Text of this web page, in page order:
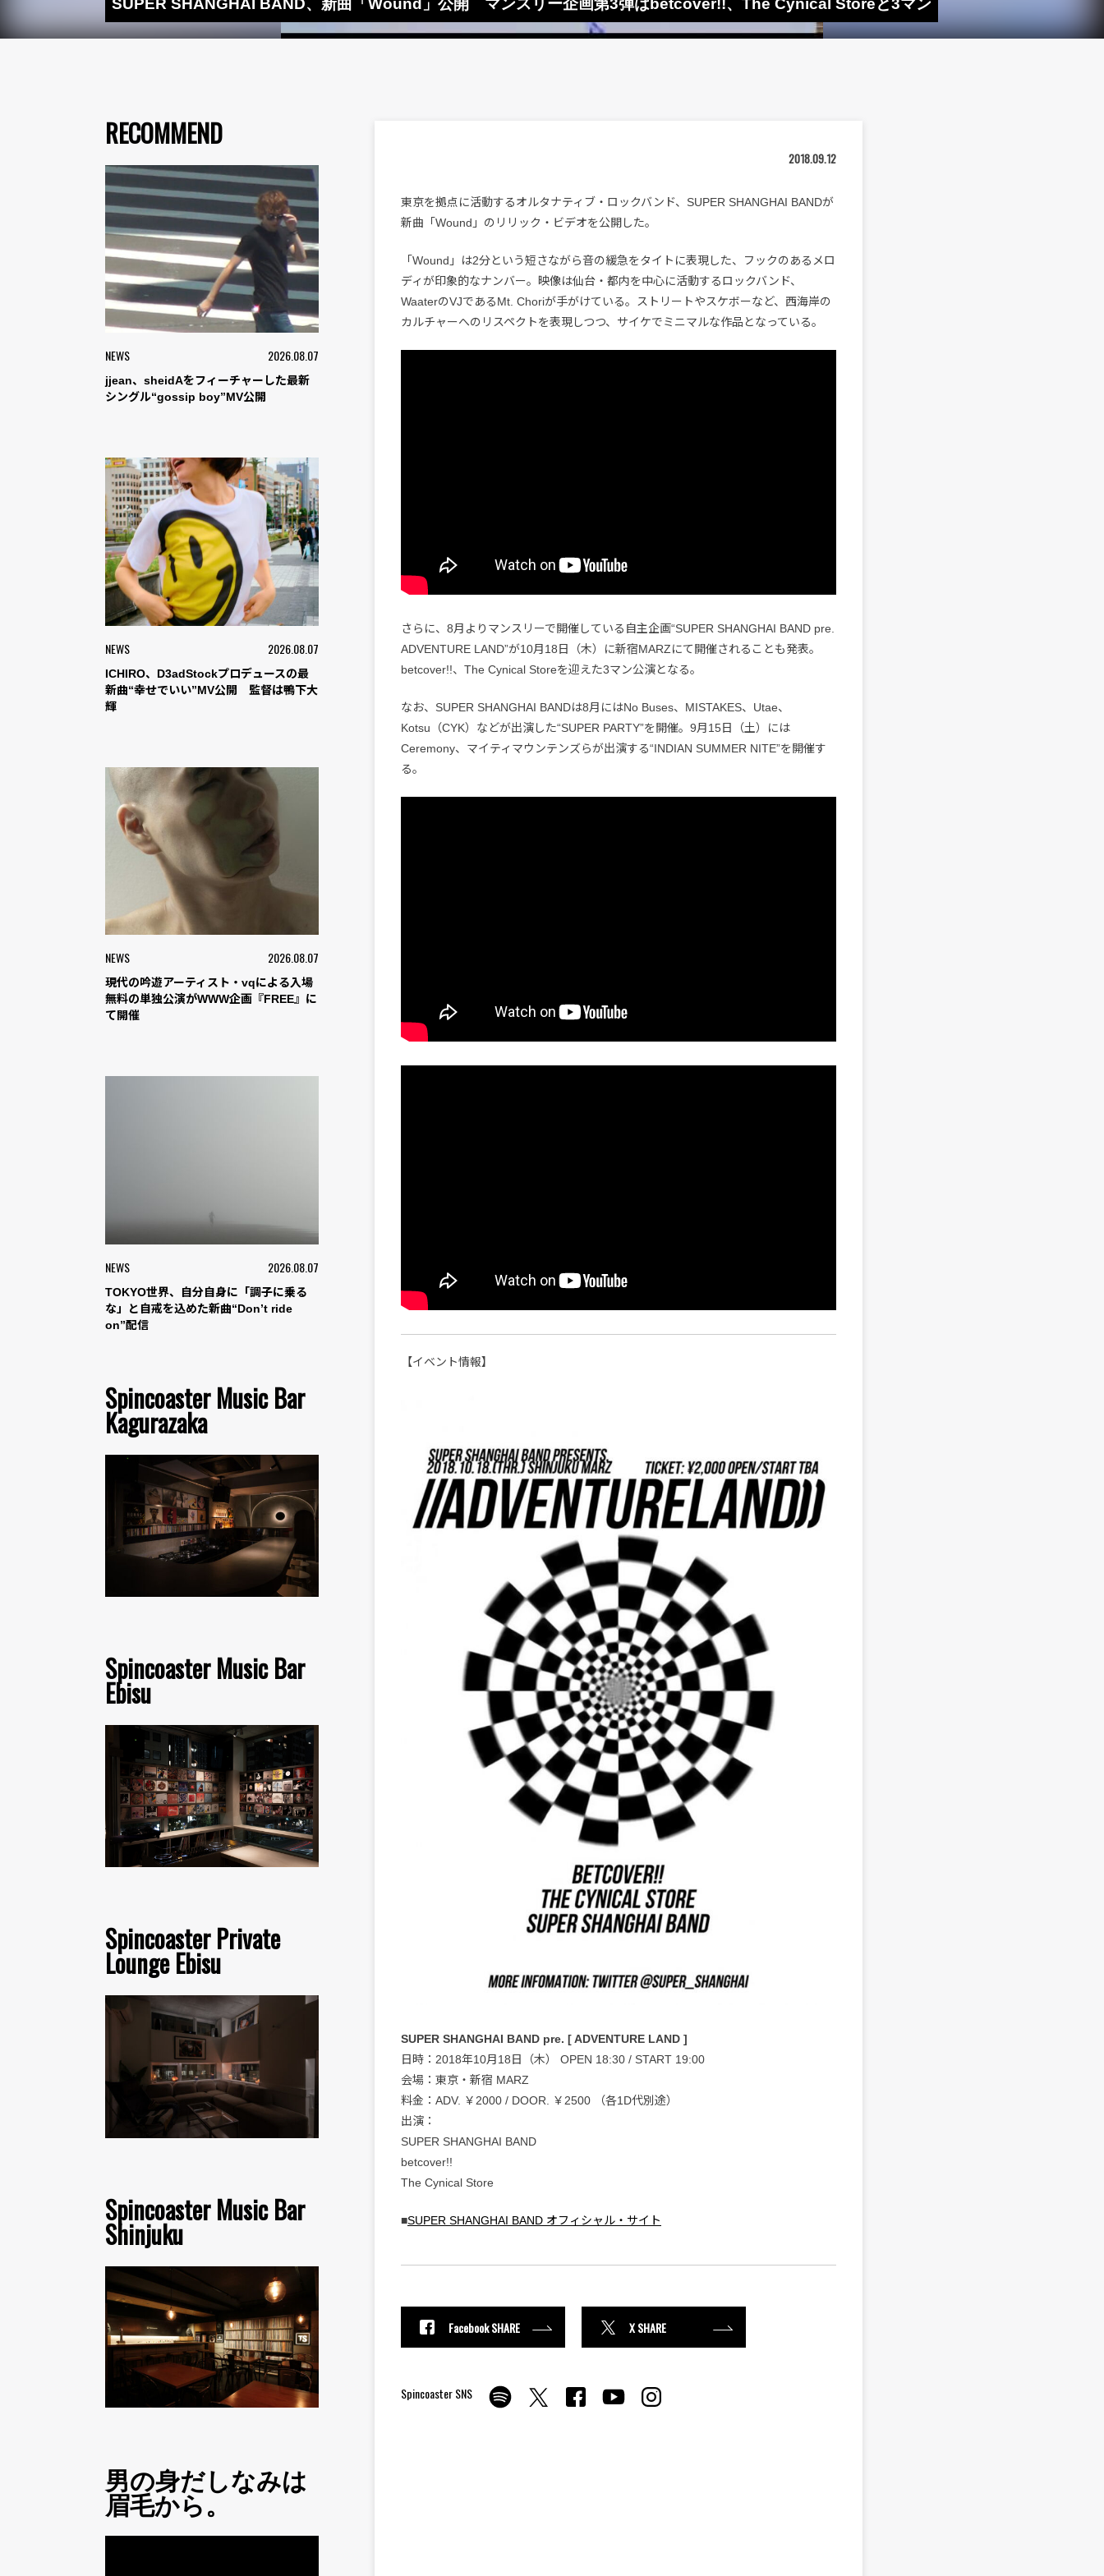
SUPER SHANGHAI BAND、新曲「Wound」公開 マンスリー企画第3弾はbetcover!!、The Cynical Storeと3マン
RECOMMEND
NEWS 2026.08.07
jjean、sheidAをフィーチャーした最新
シングル“gossip boy”MV公開
NEWS 2026.08.07
ICHIRO、D3adStockプロデュースの最
新曲“幸せでいい”MV公開 監督は鴨下大
輝
NEWS 2026.08.07
現代の吟遊アーティスト・vqによる入場
無料の単独公演がWWW企画『FREE』に
て開催
NEWS 2026.08.07
TOKYO世界、自分自身に「調子に乗る
な」と自戒を込めた新曲“Don’t ride
on”配信
Spincoaster Music Bar
Kagurazaka
Spincoaster Music Bar
Ebisu
Spincoaster Private
Lounge Ebisu
Spincoaster Music Bar
Shinjuku
男の身だしなみは
眉毛から。
2018.09.12
東京を拠点に活動するオルタナティブ・ロックバンド、SUPER SHANGHAI BANDが
新曲「Wound」のリリック・ビデオを公開した。
「Wound」は2分という短さながら音の緩急をタイトに表現した、フックのあるメロ
ディが印象的なナンバー。映像は仙台・都内を中心に活動するロックバンド、
WaaterのVJであるMt. Choriが手がけている。ストリートやスケボーなど、西海岸の
カルチャーへのリスペクトを表現しつつ、サイケでミニマルな作品となっている。
さらに、8月よりマンスリーで開催している自主企画“SUPER SHANGHAI BAND pre.
ADVENTURE LAND”が10月18日（木）に新宿MARZにて開催されることも発表。
betcover!!、The Cynical Storeを迎えた3マン公演となる。
なお、SUPER SHANGHAI BANDは8月にはNo Buses、MISTAKES、Utae、
Kotsu（CYK）などが出演した“SUPER PARTY”を開催。9月15日（土）には
Ceremony、マイティマウンテンズらが出演する“INDIAN SUMMER NITE”を開催す
る。
【イベント情報】
SUPER SHANGHAI BAND pre. [ ADVENTURE LAND ]
日時：2018年10月18日（木） OPEN 18:30 / START 19:00
会場：東京・新宿 MARZ
料金：ADV. ￥2000 / DOOR. ￥2500 （各1D代別途）
出演：
SUPER SHANGHAI BAND
betcover!!
The Cynical Store
■SUPER SHANGHAI BAND オフィシャル・サイト
Facebook SHARE X SHARE
Spincoaster SNS